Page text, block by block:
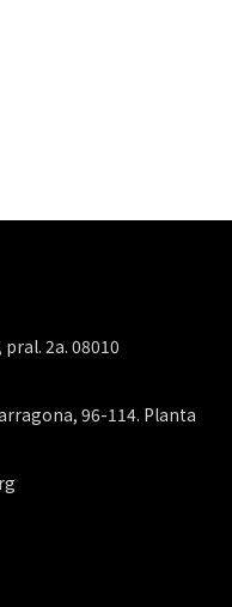
2a. 08010
96-114. Planta